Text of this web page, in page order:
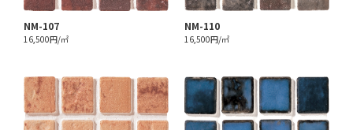
NM-107
16,500円/㎡
NM-110
16,500円/㎡